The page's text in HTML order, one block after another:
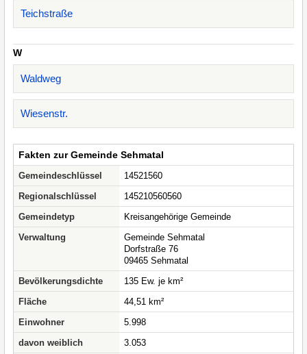
Teichstraße
W
Waldweg
Wiesenstr.
Fakten zur Gemeinde Sehmatal
Gemeindeschlüssel
14521560
Regionalschlüssel
145210560560
Gemeindetyp
Kreisangehörige Gemeinde
Verwaltung
Gemeinde Sehmatal
Dorfstraße 76
09465 Sehmatal
Bevölkerungsdichte
135 Ew. je km²
Fläche
44,51 km²
Einwohner
5.998
davon weiblich
3.053